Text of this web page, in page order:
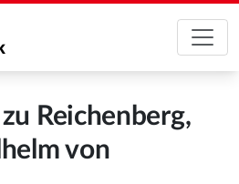
Reichenberg,
von